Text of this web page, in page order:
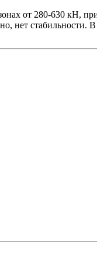
от 280-630 кН,
нет стабильности.